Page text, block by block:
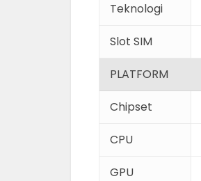
Teknologi
Slot SIM
PLATFORM
Chipset
CPU
GPU